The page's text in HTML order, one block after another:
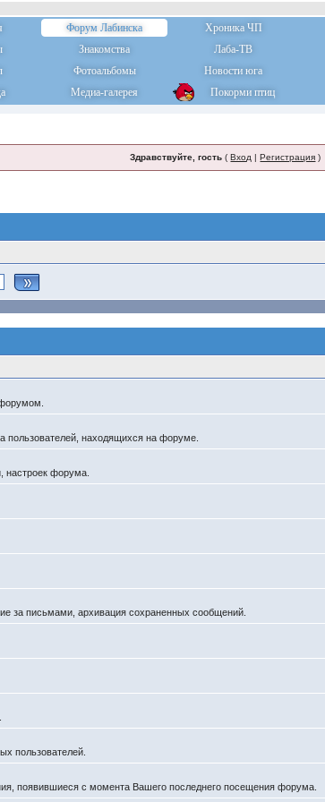
Форум Лабинска
Хроника ЧП
Знакомства
Лаба-ТВ
Фотоальбомы
Новости юга
Медиа-галерея Покорми птиц
Здравствуйте, гость (Вход |Регистрация )
пользователей, находящихся на форуме.
настроек форума.
за письмами, архивация сохраненных сообщений.
пользователей.
появившиеся с момента Вашего последнего посещения форума.